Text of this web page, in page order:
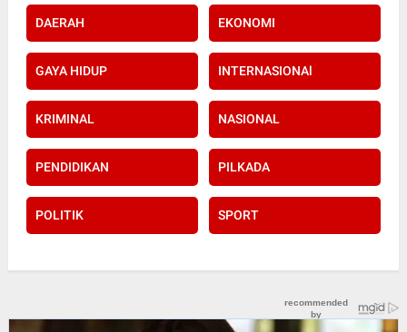
DAERAH EKONOMI
GAYA HIDUP INTERNASIONAl
KRIMINAL NASIONAL
PENDIDIKAN PILKADA
POLITIK SPORT